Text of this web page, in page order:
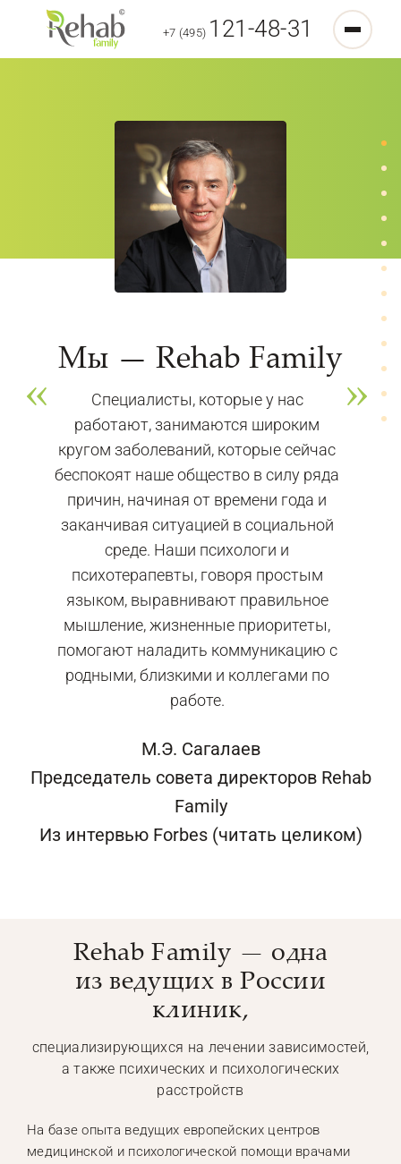
+7 (495) 121-48-31
Мы — Rehab Family
Специалисты, которые у нас
работают, занимаются широким
кругом заболеваний, которые сейчас
беспокоят наше общество в силу ряда
причин, начиная от времени года и
заканчивая ситуацией в социальной
среде. Наши психологи и
психотерапевты, говоря простым
языком, выравнивают правильное
мышление, жизненные приоритеты,
помогают наладить коммуникацию с
родными, близкими и коллегами по
работе.
М.Э. Сагалаев
Председатель совета директоров Rehab
Family
Из интервью Forbes (читать целиком)
Rehab Family — одна
из ведущих в России
клиник,
специализирующихся на лечении зависимостей,
а также психических и психологических
расстройств
На базе опыта ведущих европейских центров
медицинской и психологической помощи врачами